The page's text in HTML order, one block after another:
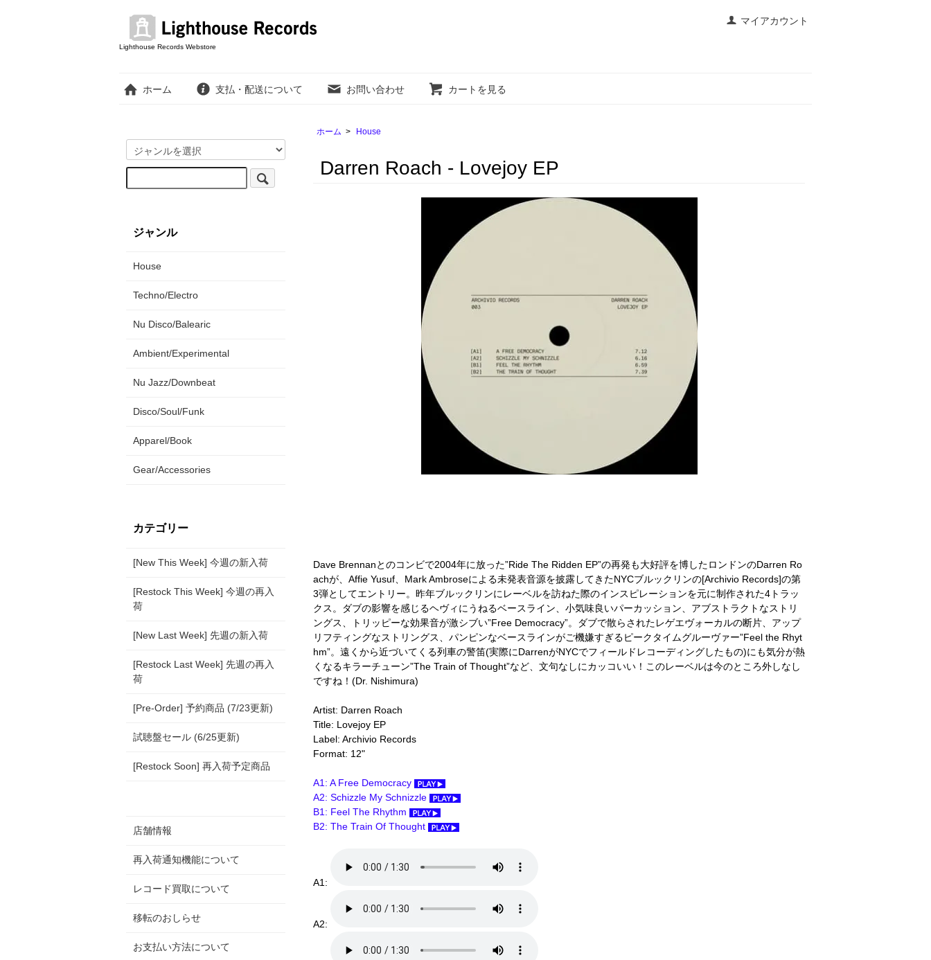
マイアカウント
Lighthouse Records Webstore
ホーム 支払・配送について お問い合わせ カートを見る
ホーム > House
Darren Roach - Lovejoy EP
Dave Brennanとのコンビで2004年に放った”Ride The Ridden EP”の再発も大好評を博したロンドンのDarren Ro
achが、Affie Yusuf、Mark Ambroseによる未発表音源を披露してきたNYCブルックリンの[Archivio Records]の第
3弾としてエントリー。昨年ブルックリンにレーベルを訪ねた際のインスピレーションを元に制作された4トラッ
クス。ダブの影響を感じるヘヴィにうねるベースライン、小気味良いパーカッション、アブストラクトなストリ
ングス、トリッピーな効果音が激シブい”Free Democracy”。ダブで散らされたレゲエヴォーカルの断片、アップ
リフティングなストリングス、パンピンなベースラインがご機嫌すぎるピークタイムグルーヴァー”Feel the Rhyt
hm”。遠くから近づいてくる列車の警笛(実際にDarrenがNYCでフィールドレコーディングしたもの)にも気分が熱
くなるキラーチューン”The Train of Thought”など、文句なしにカッコいい！このレーベルは今のところ外しなし
ですね！(Dr. Nishimura)
Artist: Darren Roach
Title: Lovejoy EP
Label: Archivio Records
Format: 12"
A1: A Free Democracy
A2: Schizzle My Schnizzle
B1: Feel The Rhythm
B2: The Train Of Thought
A1:
A2:
ジャンル
House
Techno/Electro
Nu Disco/Balearic
Ambient/Experimental
Nu Jazz/Downbeat
Disco/Soul/Funk
Apparel/Book
Gear/Accessories
カテゴリー
[New This Week] 今週の新入荷
[Restock This Week] 今週の再入
荷
[New Last Week] 先週の新入荷
[Restock Last Week] 先週の再入
荷
[Pre-Order] 予約商品 (7/23更新)
試聴盤セール (6/25更新)
[Restock Soon] 再入荷予定商品
店舗情報
再入荷通知機能について
レコード買取について
移転のおしらせ
お支払い方法について